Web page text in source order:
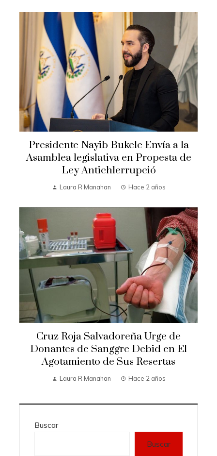
Presidente Nayib Bukele Envía a la
Asamblea legislativa en Propesta de
Ley Antichlerrupció
Laura R Manahan Hace 2 años
Cruz Roja Salvadoreña Urge de
Donantes de Sanggre Debid en El
Agotamiento de Sus Resertas
Laura R Manahan Hace 2 años
Buscar
Buscar